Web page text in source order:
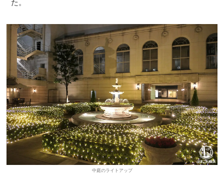
た。
中庭のライトアップ